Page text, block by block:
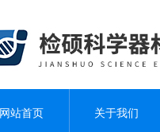
网站首页 关于我们